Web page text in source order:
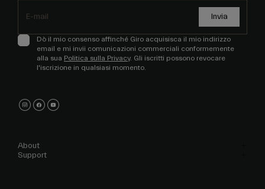
Invia
Dò il mio consenso affinché Giro acquisisca il mio indirizzo
email e mi invii comunicazioni commerciali conformemente
alla sua Politica sulla Privacy. Gli iscritti possono revocare
l'iscrizione in qualsiasi momento.
About
Support